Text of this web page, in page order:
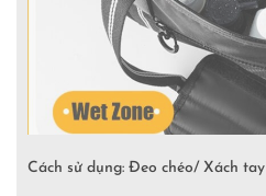
Cách sử dụng: Đeo chéo/ Xách tay